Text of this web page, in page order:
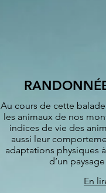
Au cours de cette
les animaux de nos
indices de vie des
aussi leur
adaptations physiques
d’un
En